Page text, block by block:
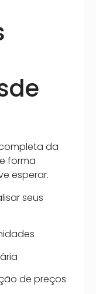
da
forma
esperar.
seus
de preços